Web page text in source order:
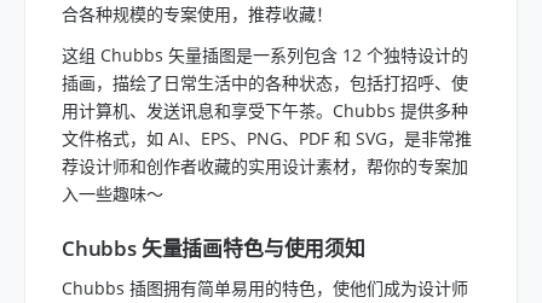
合各种规模的专案使用，推荐收藏！
这组 Chubbs 矢量插图是一系列包含 12 个独特设计的
插画，描绘了日常生活中的各种状态，包括打招呼、使
用计算机、发送讯息和享受下午茶。Chubbs 提供多种
文件格式，如 AI、EPS、PNG、PDF 和 SVG，是非常推
荐设计师和创作者收藏的实用设计素材，帮你的专案加
入一些趣味～
Chubbs 矢量插画特色与使用须知
Chubbs 插图拥有简单易用的特色，使他们成为设计师